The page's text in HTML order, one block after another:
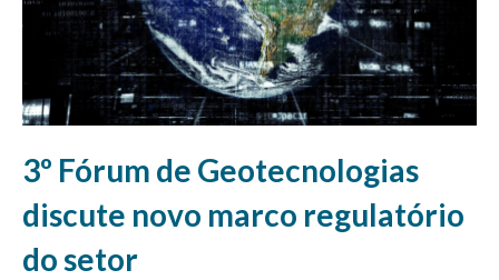
3º Fórum de Geotecnologias
discute novo marco regulatório
do setor